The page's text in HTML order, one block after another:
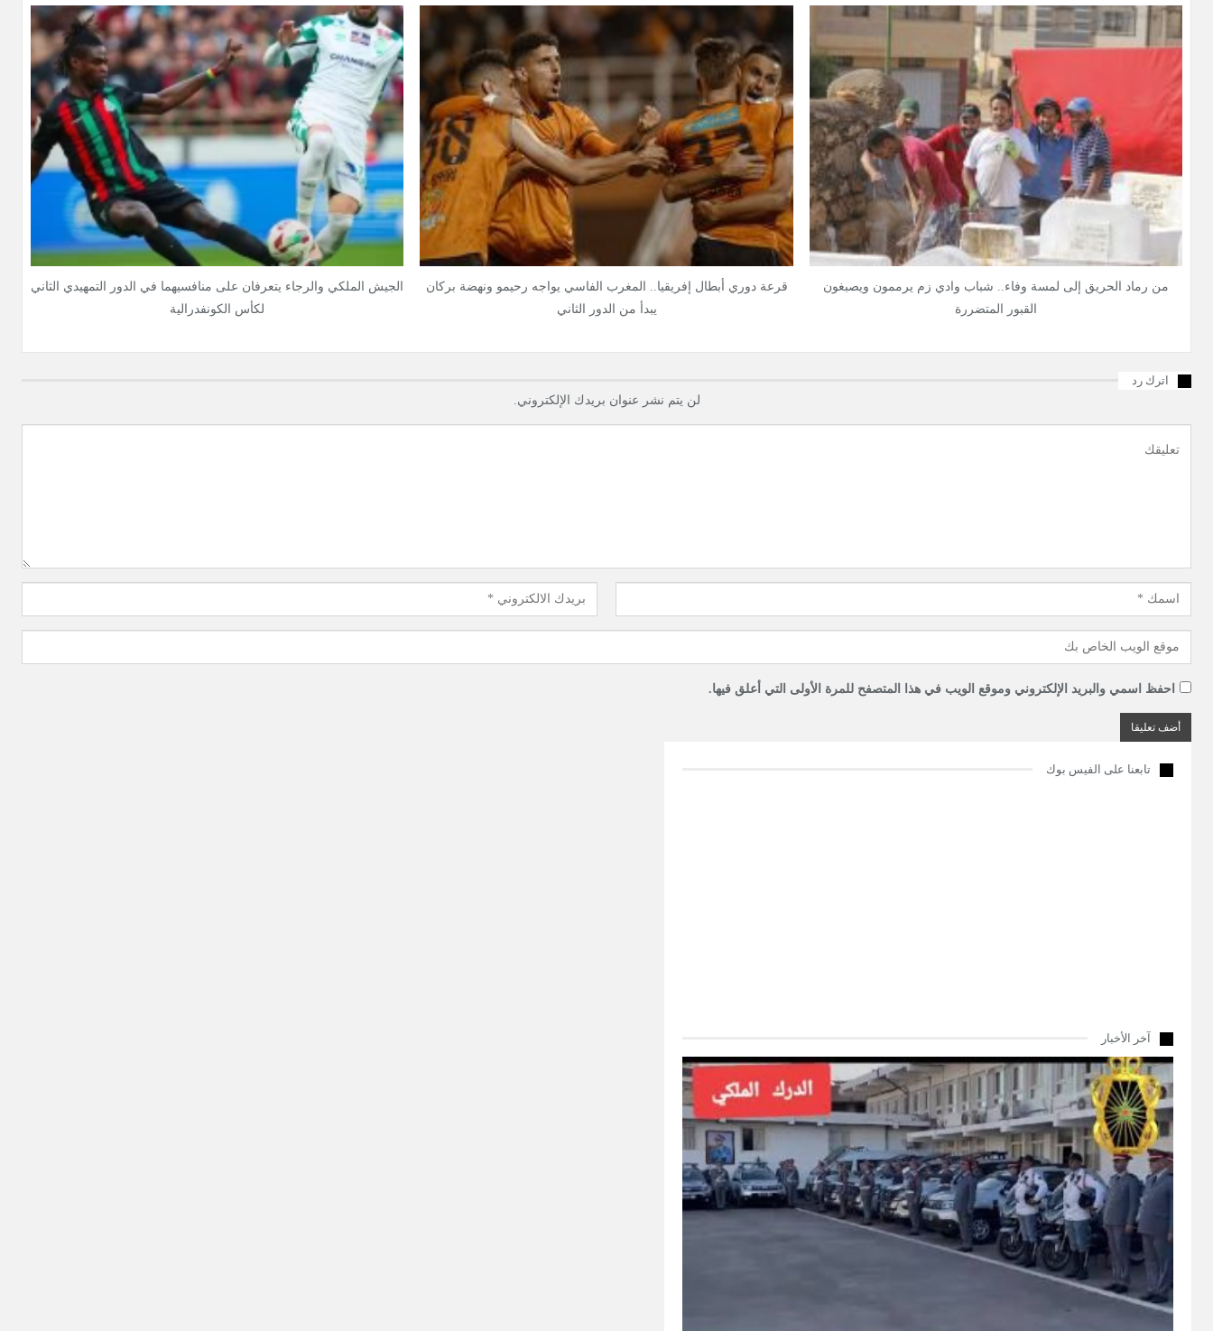
من رماد الحريق إلى لمسة وفاء.. شباب وادي زم يرممون ويصبغون
القبور المتضررة
قرعة دوري أبطال إفريقيا.. المغرب الفاسي يواجه رحيمو ونهضة بركان
يبدأ من الدور الثاني
الجيش الملكي والرجاء يتعرفان على منافسيهما في الدور التمهيدي الثاني
لكأس الكونفدرالية
اترك رد
لن يتم نشر عنوان بريدك الإلكتروني.
احفظ اسمي والبريد الإلكتروني وموقع الويب في هذا المتصفح للمرة الأولى التي أعلق فيها.
تابعنا على الفيس بوك
آخر الأخبار